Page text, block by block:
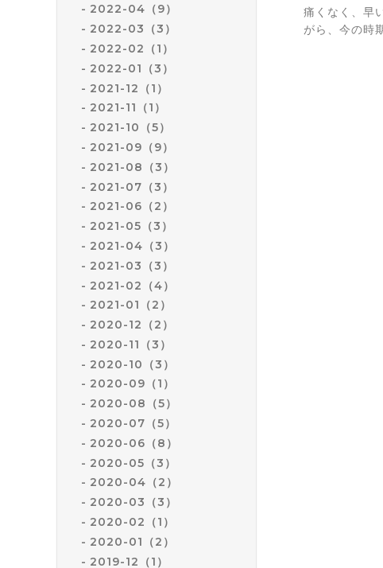
2022-04（9）
2022-03（3）
2022-02（1）
2022-01（3）
2021-12（1）
2021-11（1）
2021-10（5）
2021-09（9）
2021-08（3）
2021-07（3）
2021-06（2）
2021-05（3）
2021-04（3）
2021-03（3）
2021-02（4）
2021-01（2）
2020-12（2）
2020-11（3）
2020-10（3）
2020-09（1）
2020-08（5）
2020-07（5）
2020-06（8）
2020-05（3）
2020-04（2）
2020-03（3）
2020-02（1）
2020-01（2）
2019-12（1）
痛くなく、早
がら、今の時